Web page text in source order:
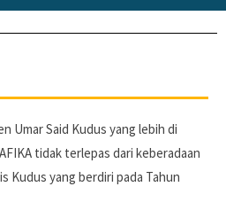
Umar Said Kudus yang lebih di
tidak terlepas dari keberadaan
Kudus yang berdiri pada Tahun